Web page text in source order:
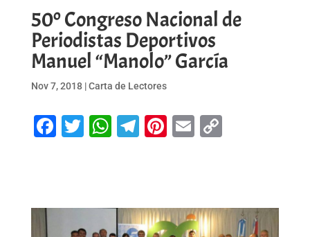
50º Congreso Nacional de
Periodistas Deportivos
Manuel “Manolo” García
Nov 7, 2018|Carta de Lectores
Facebook
Twitter
WhatsApp
Telegram
Pinterest
EmailCopy